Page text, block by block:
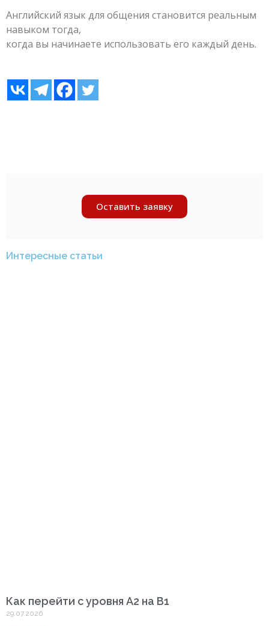
Английский язык для общения становится реальным
навыком тогда,
когда вы начинаете использовать его каждый день.
Оставить заявку
Интересные статьи
Как перейти с уровня A2 на B1
29.07.2026